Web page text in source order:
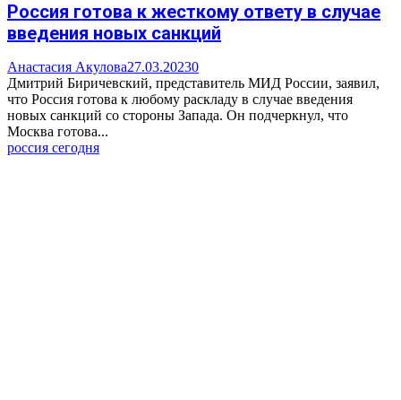
Россия готова к жесткому ответу в случае
введения новых санкций
Анастасия Акулова27.03.20230
Дмитрий Биричевский, представитель МИД России, заявил,
что Россия готова к любому раскладу в случае введения
новых санкций со стороны Запада. Он подчеркнул, что
Москва готова...
россия сегодня